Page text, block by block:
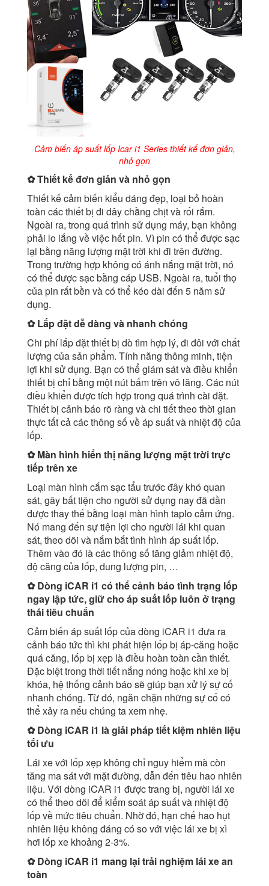
Cảm biến áp suất lốp Icar i1 Series thiết kế đơn giản,
nhỏ gọn
✿ Thiết kế đơn giản và nhỏ gọn
Thiết kế cảm biến kiểu dáng đẹp, loại bỏ hoàn
toàn các thiết bị đi dây chằng chịt và rối rắm.
Ngoài ra, trong quá trình sử dụng máy, bạn không
phải lo lắng về việc hết pin. Vì pin có thể được sạc
lại bằng năng lượng mặt trời khi đi trên đường.
Trong trường hợp không có ánh nắng mặt trời, nó
có thể được sạc bằng cáp USB. Ngoài ra, tuổi thọ
của pin rất bền và có thể kéo dài đến 5 năm sử
dụng.
✿ Lắp đặt dễ dàng và nhanh chóng
Chi phí lắp đặt thiết bị dò tìm hợp lý, đi đôi với chất
lượng của sản phẩm. Tính năng thông minh, tiện
lợi khi sử dụng. Bạn có thể giám sát và điều khiển
thiết bị chỉ bằng một nút bấm trên vô lăng. Các nút
điều khiển được tích hợp trong quá trình cài đặt.
Thiết bị cảnh báo rõ ràng và chi tiết theo thời gian
thực tất cả các thông số về áp suất và nhiệt độ của
lốp.
✿ Màn hình hiển thị năng lượng mặt trời trực
tiếp trên xe
Loại màn hình cắm sạc tẩu trước đây khó quan
sát, gây bất tiện cho người sử dụng nay đã dần
được thay thế bằng loại màn hình taplo cảm ứng.
Nó mang đến sự tiện lợi cho người lái khi quan
sát, theo dõi và nắm bắt tình hình áp suất lốp.
Thêm vào đó là các thông số tăng giảm nhiệt độ,
độ căng của lốp, dung lượng pin, …
✿ Dòng iCAR i1 có thể cảnh báo tình trạng lốp
ngay lập tức, giữ cho áp suất lốp luôn ở trạng
thái tiêu chuẩn
Cảm biến áp suất lốp của dòng iCAR i1 đưa ra
cảnh báo tức thì khi phát hiện lốp bị áp-căng hoặc
quá căng, lốp bị xẹp là điều hoàn toàn cần thiết.
Đặc biệt trong thời tiết nắng nóng hoặc khi xe bị
khóa, hệ thống cảnh báo sẽ giúp bạn xử lý sự cố
nhanh chóng. Từ đó, ngăn chặn những sự cố có
thể xảy ra nếu chúng ta xem nhẹ.
✿ Dòng iCAR i1 là giải pháp tiết kiệm nhiên liệu
tối ưu
Lái xe với lốp xẹp không chỉ nguy hiểm mà còn
tăng ma sát với mặt đường, dẫn đến tiêu hao nhiên
liệu. Với dòng iCAR i1 được trang bị, người lái xe
có thể theo dõi để kiểm soát áp suất và nhiệt độ
lốp về mức tiêu chuẩn. Nhờ đó, hạn chế hao hụt
nhiên liệu không đáng có so với việc lái xe bị xì
hơi lốp xe khoảng 2-3%.
✿ Dòng iCAR i1 mang lại trải nghiệm lái xe an
toàn